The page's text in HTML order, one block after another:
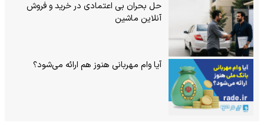
حل بحران بی‌ اعتمادی در خرید و فروش
آنلاین ماشین
آیا وام مهربانی هنوز هم ارائه می‌شود؟